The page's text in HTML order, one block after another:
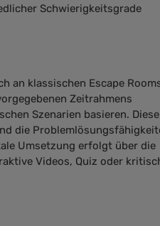
Schwierigkeitsgrade
an klassischen Escape
Zeitrahmens
Szenarien basieren. Diese
die
Umsetzung erfolgt über die
Videos, Quiz oder